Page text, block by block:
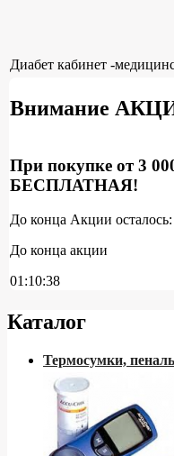
Диабет кабинет -
Внимание
При покупке от 3
БЕСПЛАТНАЯ!
До конца Акции осталось:
До конца акции
01:10:37
Каталог
Термосумки,